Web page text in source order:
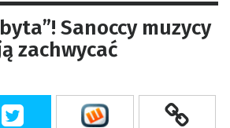
Sanoccy muzycy
zachwycać